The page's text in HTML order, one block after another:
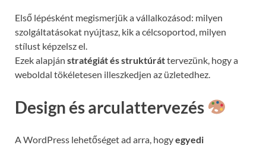
Első lépésként megismerjük a vállalkozásod: milyen
szolgáltatásokat nyújtasz, kik a célcsoportod, milyen
stílust képzelsz el.
Ezek alapján stratégiát és struktúráttervezünk, hogy a
weboldal tökéletesen illeszkedjen az üzletedhez.
Design és arculattervezés
A WordPress lehetőséget ad arra, hogyegyedi